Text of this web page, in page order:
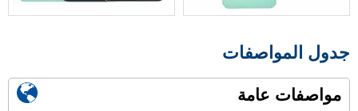
جدول المواصفات
مواصفات عامة